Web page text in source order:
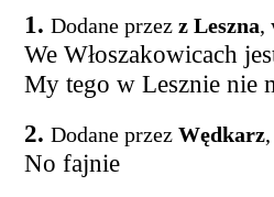
1. Dodane przez z Leszna,
We Włoszakowicach
My tego w Lesznie nie
2. Dodane przez Wędkarz
No fajnie